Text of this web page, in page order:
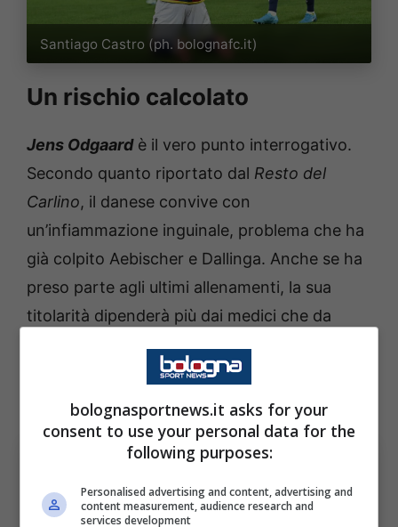
Santiago Castro (ph. bolognafc.it)
Un rischio calcolato
Jens Odgaardè il vero punto interrogativo.
Secondo quanto riportato dal Resto del
Carlino, il danese convive con
un’infiammazione inguinale, problema che ha
già colpito Aebischer e Dallinga. Anche se ha
preso parte agli ultimi allenamenti, la sua
titolarità dipenderà più dai medici che da
ripresa, per provare a colpire l’Inter sul lungo
periodo.bolognasportnews.it asks for your
consent to use your personal data for the
following purposes:
Personalised advertising and content, advertising and
content measurement, audience research and
services development